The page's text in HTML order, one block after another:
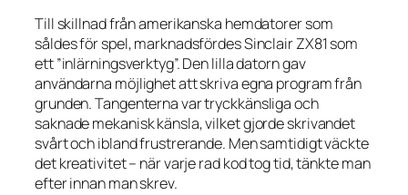
Till skillnad från amerikanska hemdatorer som
såldes för spel, marknadsfördes Sinclair ZX81 som
ett ”inlärningsverktyg”. Den lilla datorn gav
användarna möjlighet att skriva egna program från
grunden. Tangenterna var tryckkänsliga och
saknade mekanisk känsla, vilket gjorde skrivandet
svårt och ibland frustrerande. Men samtidigt väckte
det kreativitet – när varje rad kod tog tid, tänkte man
efter innan man skrev.